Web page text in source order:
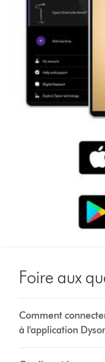
Foire aux
Comment
à l'application